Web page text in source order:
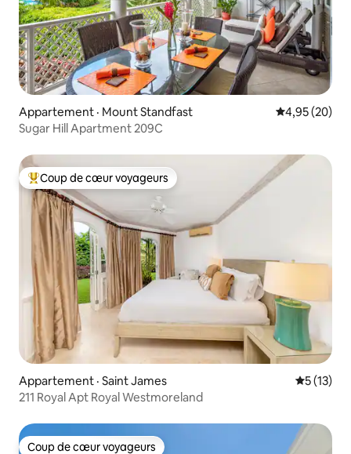
Appartement · Mount Standfast Note
4,95 (20)
Sugar Hill Apartment 209C
Coup de cœur voyageurs parmi les plus aimés
Coup de cœur voyageurs
Appartement · Saint James Note
5 (13)
211 Royal Apt Royal Westmoreland
Coup de cœur voyageurs